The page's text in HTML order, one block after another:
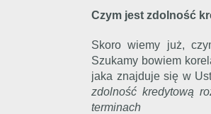
Czym jest zdolność
Skoro wiemy już,
Szukamy bowiem
jaka znajduje się w
zdolność kredytową
terminach